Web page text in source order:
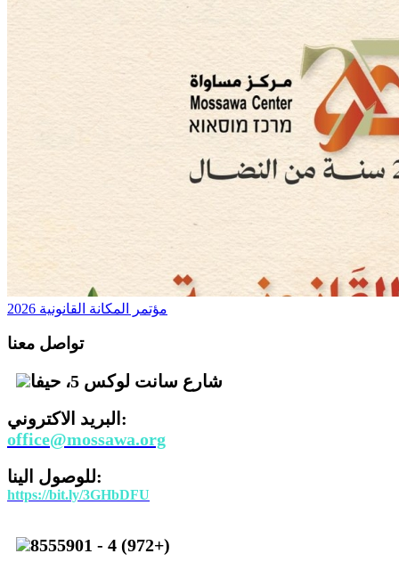
مؤتمر المكانة القانونية 2026
تواصل معنا
شارع سانت لوكس 5، حيفا
البريد الاكتروني:
office@mossawa.org
للوصول الينا:
https://bit.ly/3GHbDFU
8555901 - 4 (972+)